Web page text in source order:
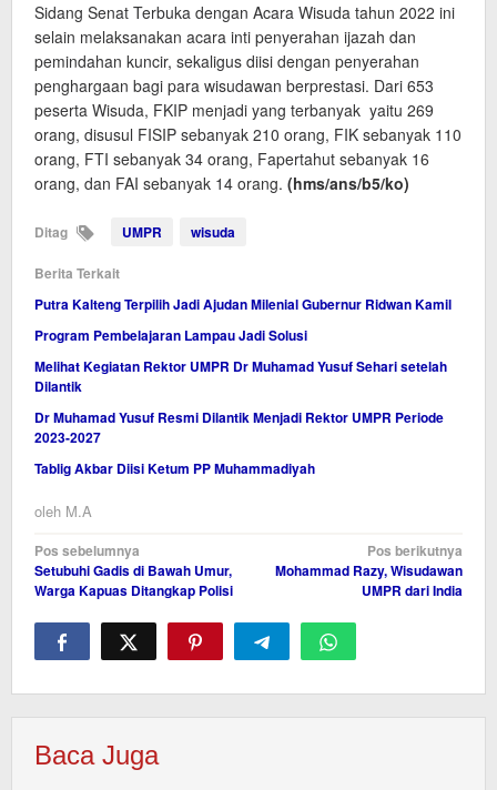
Sidang Senat Terbuka dengan Acara Wisuda tahun 2022 ini
selain melaksanakan acara inti penyerahan ijazah dan
pemindahan kuncir, sekaligus diisi dengan penyerahan
penghargaan bagi para wisudawan berprestasi. Dari 653
peserta Wisuda, FKIP menjadi yang terbanyak yaitu 269
orang, disusul FISIP sebanyak 210 orang, FIK sebanyak 110
orang, FTI sebanyak 34 orang, Fapertahut sebanyak 16
orang, dan FAI sebanyak 14 orang. (hms/ans/b5/ko)
Ditag UMPR wisuda
Berita Terkait
Putra Kalteng Terpilih Jadi Ajudan Milenial Gubernur Ridwan Kamil
Program Pembelajaran Lampau Jadi Solusi
Melihat Kegiatan Rektor UMPR Dr Muhamad Yusuf Sehari setelah
Dilantik
Dr Muhamad Yusuf Resmi Dilantik Menjadi Rektor UMPR Periode
2023-2027
Tablig Akbar Diisi Ketum PP Muhammadiyah
oleh M.A
Navigasi
pos
Pos sebelumnya
Setubuhi Gadis di Bawah Umur,
Warga Kapuas Ditangkap Polisi
Pos berikutnya
Mohammad Razy, Wisudawan
UMPR dari India
Baca Juga